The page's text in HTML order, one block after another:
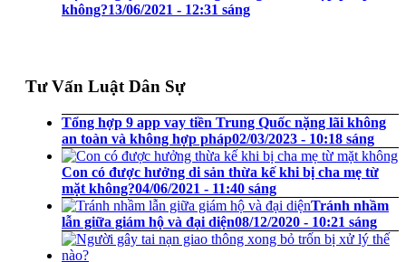
không?13/06/2021 - 12:31 sáng
Tư Vấn Luật Dân Sự
Tổng hợp 9 app vay tiền Trung Quốc nặng lãi không
an toàn và không hợp pháp02/03/2023 - 10:18 sáng
Con có được hưởng di sản thừa kế khi bị cha mẹ từ
mặt không?04/06/2021 - 11:40 sáng
Tránh nhầm
lẫn giữa giám hộ và đại diện08/12/2020 - 10:21 sáng